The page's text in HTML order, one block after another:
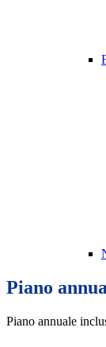
Piano
Piano annuale